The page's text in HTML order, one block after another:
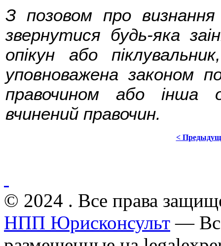
З позовом про
звернутися будь-яка
опікун або
уповноважена законом
правочином або інша
вчинений правочин.
<
© 2024 . Все права
НПП Юрисконсульт —